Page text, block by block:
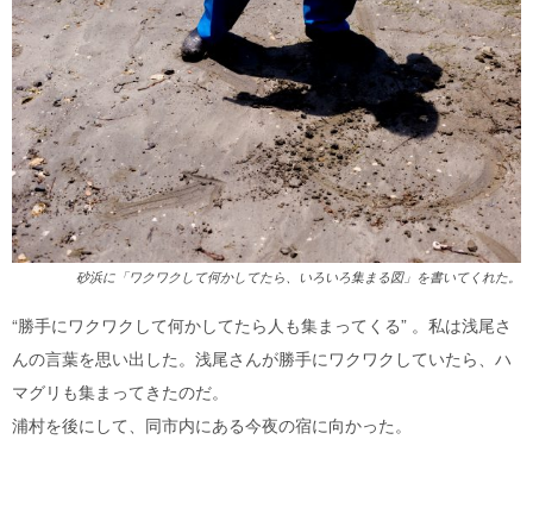
砂浜に「ワクワクして何かしてたら、いろいろ集まる図」を書いてくれた。
“勝手にワクワクして何かしてたら人も集まってくる” 。私は浅尾さ
んの言葉を思い出した。浅尾さんが勝手にワクワクしていたら、ハ
マグリも集まってきたのだ。
浦村を後にして、同市内にある今夜の宿に向かった。